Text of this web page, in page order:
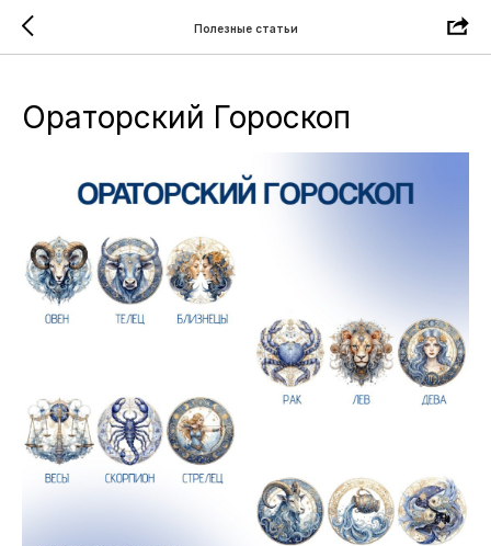
Полезные статьи
Ораторский Гороскоп